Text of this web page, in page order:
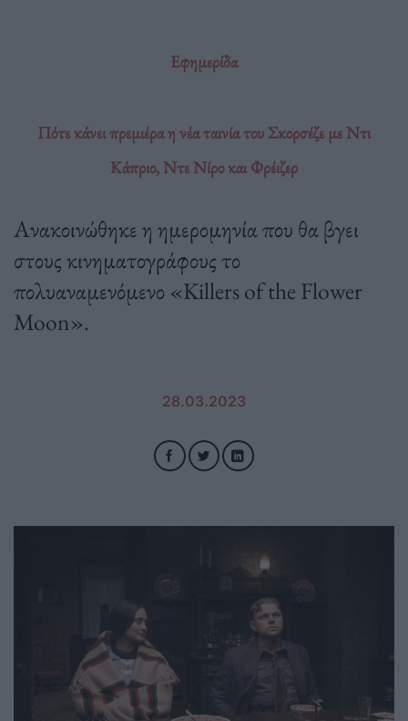
Εφημερίδα
Πότε κάνει πρεμιέρα η νέα ταινία του Σκορσέζε με Ντι
Κάπριο, Ντε Νίρο και Φρέιζερ
Ανακοινώθηκε η ημερομηνία που θα βγει
στους κινηματογράφους το
πολυαναμενόμενο «Killers of the Flower
Moon».
28.03.2023